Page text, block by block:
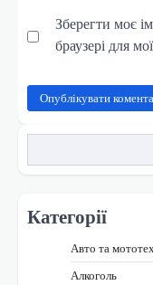
Зберегти моє
браузері для
Категорії
Авто та
Алкоголь